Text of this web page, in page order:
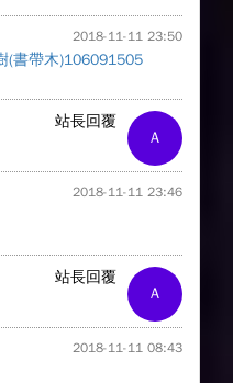
2018-11-11 23:50
(書帶木)106091505
A
站長回覆
2018-11-11 23:46
A
站長回覆
2018-11-11 08:43